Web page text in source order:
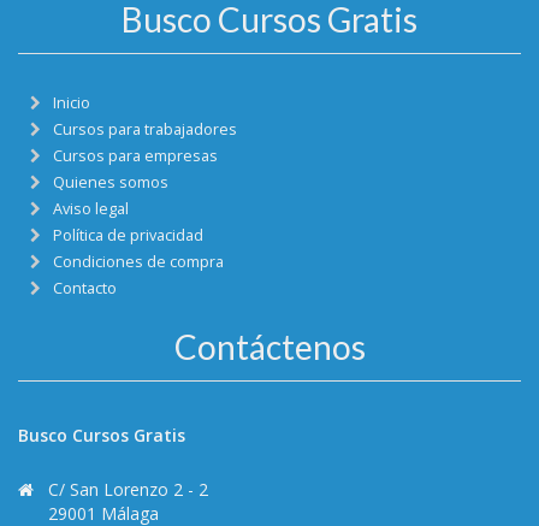
Busco Cursos Gratis
Inicio
Cursos para trabajadores
Cursos para empresas
Quienes somos
Aviso legal
Política de privacidad
Condiciones de compra
Contacto
Contáctenos
Busco Cursos Gratis
C/ San Lorenzo 2 - 2
29001 Málaga